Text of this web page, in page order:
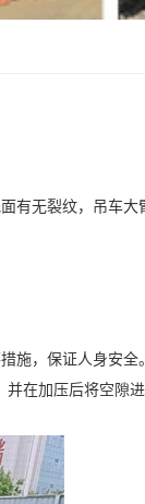
有无裂纹，吊车
施，保证人身安
在加压后将空隙